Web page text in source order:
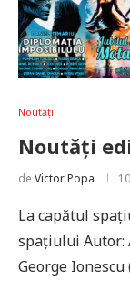
Noutăți
Noutăți
de Victor Popa
La capătul
spațiului Autor:
George Ionescu